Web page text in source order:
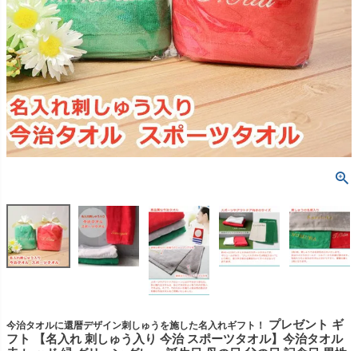
今治タオルに還暦デザイン刺しゅうを施した名入れギフト！
プレゼント ギ
フト 【名入れ 刺しゅう入り 今治 スポーツタオル】今治タオル